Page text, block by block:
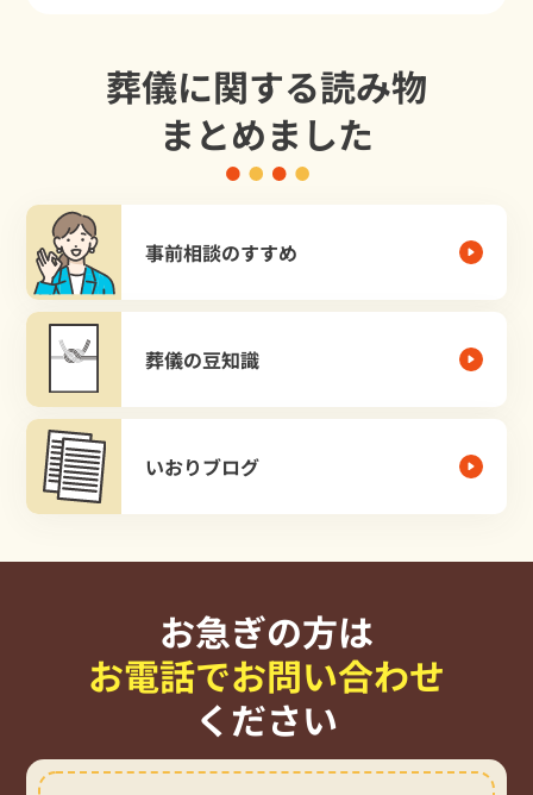
葬儀に関する読み物
まとめました
事前相談のすすめ
葬儀の豆知識
いおりブログ
お急ぎの方は
お電話でお問い合わせ
ください